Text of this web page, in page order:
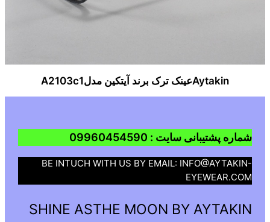
Aytakinعینک ترک برند آیتکین مدلA2103c1
شماره پشتیبانی سایت : 09960454590
BE INTUCH WITH US BY EMAIL: INFO@AYTAKIN-
EYEWEAR.COM
SHINE ASTHE MOON BY AYTAKIN